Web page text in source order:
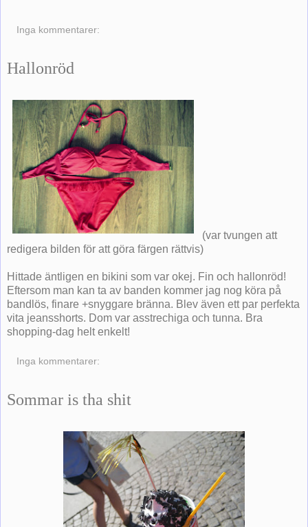
Inga kommentarer:
Hallonröd
(var tvungen att
redigera bilden för att göra färgen rättvis)
Hittade äntligen en bikini som var okej. Fin och hallonröd!
Eftersom man kan ta av banden kommer jag nog köra på
bandlös, finare +snyggare bränna. Blev även ett par perfekta
vita jeansshorts. Dom var asstrechiga och tunna. Bra
shopping-dag helt enkelt!
Inga kommentarer:
Sommar is tha shit